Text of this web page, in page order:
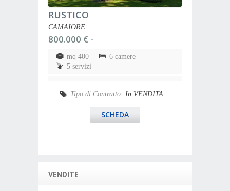
RUSTICO
CAMAIORE
800.000 € -
mq 400
6 camere
5 servizi
Tipo di Contratto: In VENDITA
SCHEDA
VENDITE